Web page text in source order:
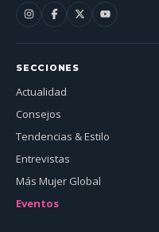
SECCIONES
Actualidad
Consejos
Tendencias & Estilo
Entrevistas
Más Mujer Global
Eventos